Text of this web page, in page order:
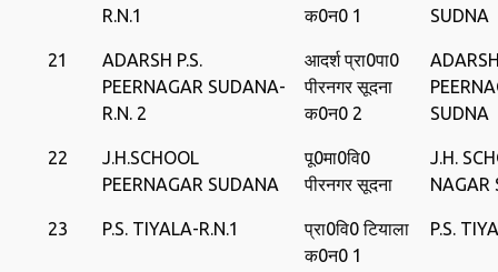
R.N.1
क0न0 1
SUDNA
21
ADARSH P.S.
PEERNAGAR SUDANA-
R.N. 2
आदर्श प्रा0पा0
पीरनगर सूदना
क0न0 2
SUDNA
22
J.H.SCHOOL
PEERNAGAR SUDANA
पू0मा0‍वि0
पीरनगर सूदना
J.H.
NAGAR
23 P.S. TIYALA-R.N.1
प्रा0वि0 टियाला
क0न0 1
P.S.